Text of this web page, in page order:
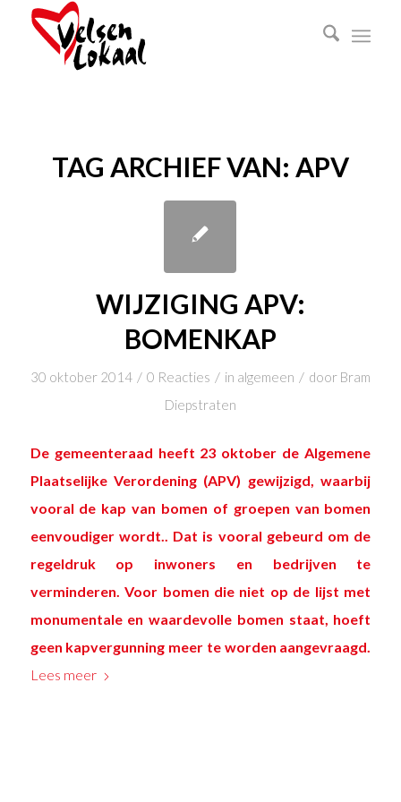
TAG ARCHIEF VAN: APV
WIJZIGING APV:
BOMENKAP
30 oktober 2014 / 0 Reacties / in algemeen / door Bram
Diepstraten
De gemeenteraad heeft 23 oktober de Algemene
Plaatselijke Verordening (APV) gewijzigd, waarbij
vooral de kap van bomen of groepen van bomen
eenvoudiger wordt.. Dat is vooral gebeurd om de
regeldruk op inwoners en bedrijven te
verminderen. Voor bomen die niet op de lijst met
monumentale en waardevolle bomen staat, hoeft
geen kapvergunning meer te worden aangevraagd.
Lees meer